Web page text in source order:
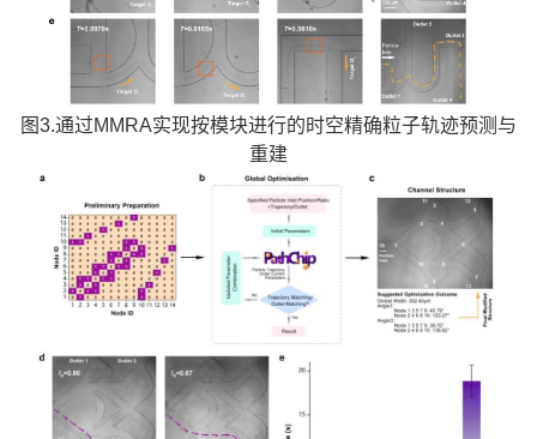
图3.通过MMRA实现按模块进行的时空精确粒子轨迹预测与
重建